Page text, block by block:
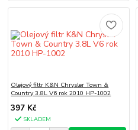
Olejový filtr K&N Chrysler Town &
Country 3.8L V6 rok 2010 HP-1002
397 Kč
SKLADEM